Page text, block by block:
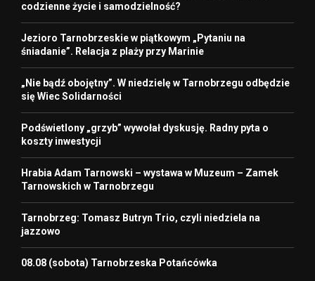
codzienne życie i samodzielność?
Jezioro Tarnobrzeskie w piątkowym „Pytaniu na
śniadanie”. Relacja z plaży przy Marinie
„Nie bądź obojętny”. W niedzielę w Tarnobrzegu odbędzie
się Wiec Solidarności
Podświetlony „grzyb” wywołał dyskusję. Radny pyta o
koszty inwestycji
Hrabia Adam Tarnowski – wystawa w Muzeum – Zamek
Tarnowskich w Tarnobrzegu
Tarnobrzeg: Tomasz Butryn Trio, czyli niedziela na
jazzowo
08.08 (sobota) Tarnobrzeska Potańcówka